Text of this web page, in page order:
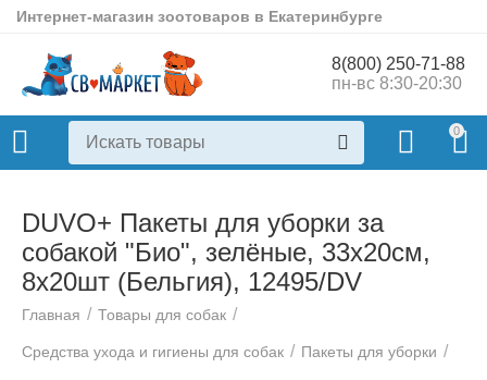
Интернет-магазин зоотоваров в Екатеринбурге
8(800) 250-71-88
пн-вс 8:30-20:30
0
DUVO+ Пакеты для уборки за
собакой "Био", зелёные, 33х20см,
8x20шт (Бельгия), 12495/DV
Главная / Товары для собак /
Средства ухода и гигиены для собак / Пакеты для уборки /